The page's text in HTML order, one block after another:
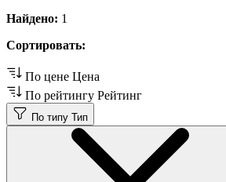
Найдено: 1
Сортировать:
По цене Цена
По рейтингу Рейтинг
По типу Тип